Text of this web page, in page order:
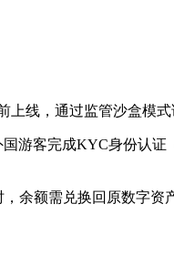
线，通过监管沙盒模式
游客完成KYC身份认证
余额需兑换回原数字资